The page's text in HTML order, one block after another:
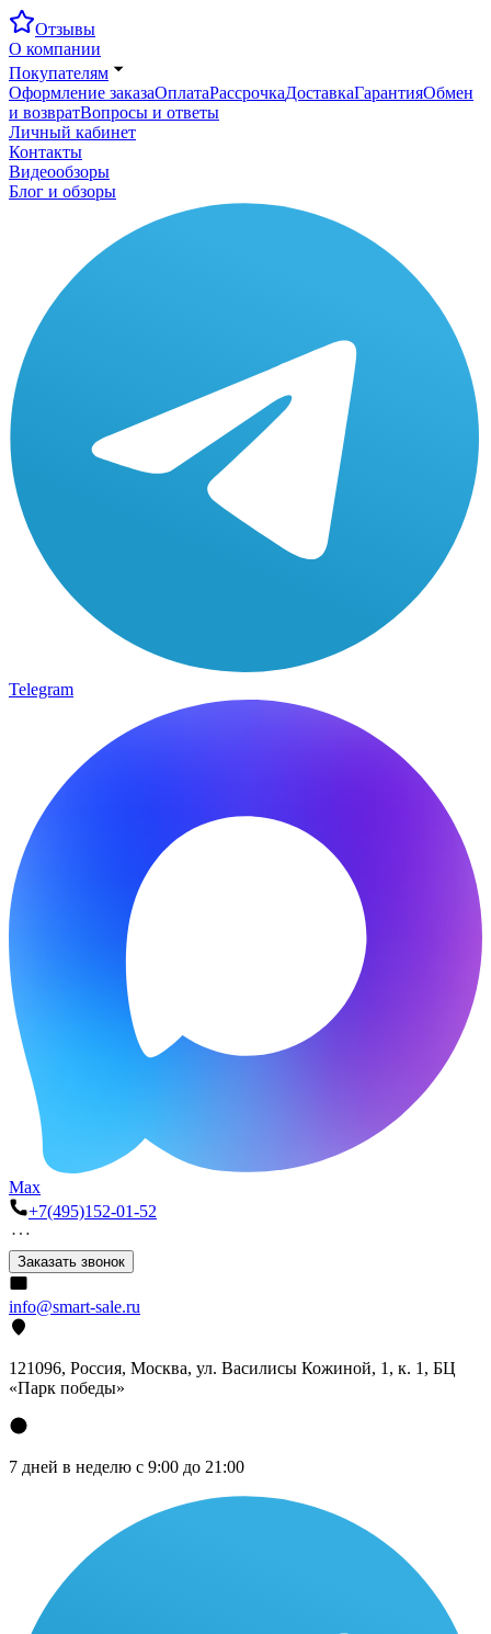
Отзывы
О компании
Покупателям
Оформление заказаОплатаРассрочкаДоставкаГарантияОбмен
и возвратВопросы и ответы
Личный кабинет
Контакты
Видеообзоры
Блог и обзоры
Telegram
Max
+7(495)152-01-52
Заказать звонок
info@smart-sale.ru
121096, Россия, Москва, ул. Василисы Кожиной, 1, к. 1, БЦ
«Парк победы»
7 дней в неделю с 9:00 до 21:00